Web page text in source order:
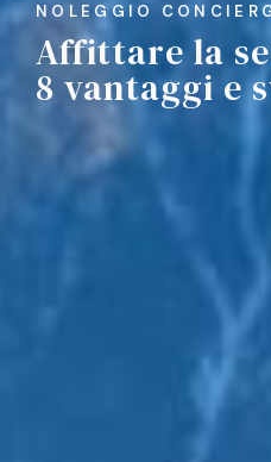
NOLEGGIO
Affittare la
8 vantaggi e